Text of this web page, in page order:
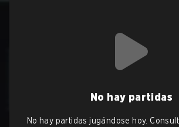
No hay partidas
No hay partidas jugándose hoy.